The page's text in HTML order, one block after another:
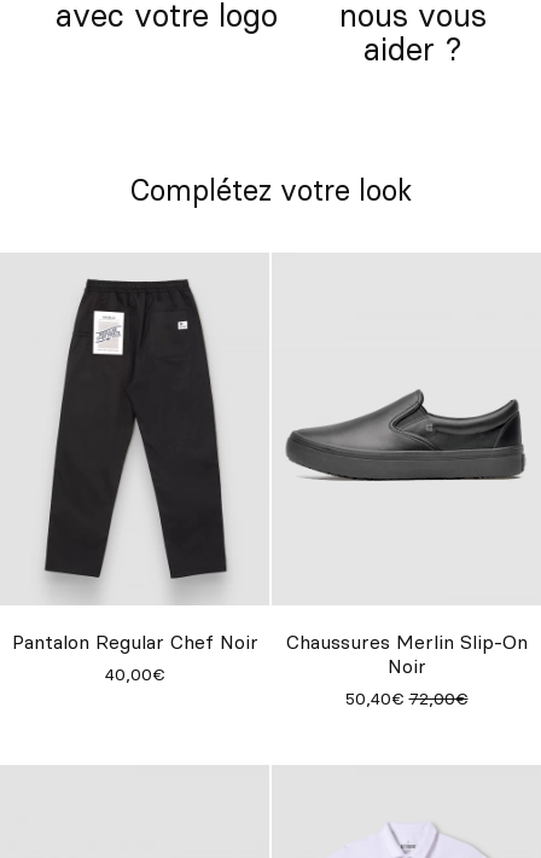
avec votre logo
nous vous
aider ?
Complétez votre look
Pantalon Regular Chef Noir
40,00€
Chaussures Merlin Slip-On
Noir
50,40€ 72,00€